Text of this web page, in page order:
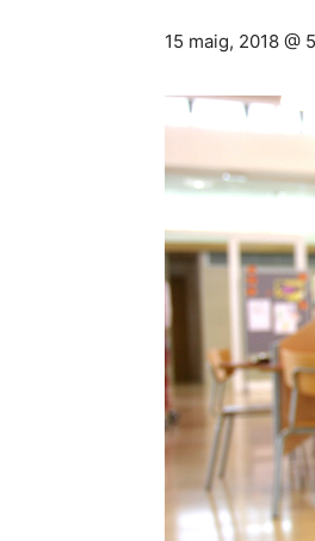
15 maig, 2018 @